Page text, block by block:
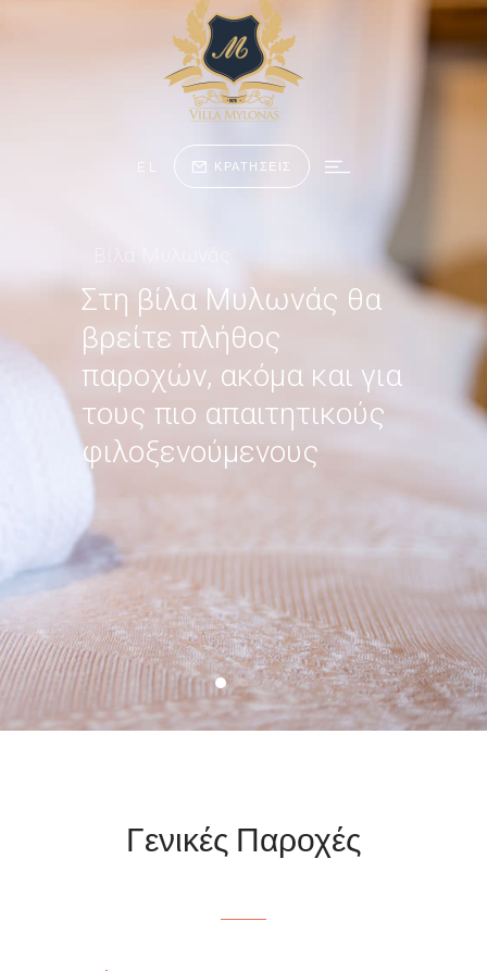
ΚΡΑΤΗΣΕΙΣ
Στη βίλα Μυλωνάς θα
βρείτε πλήθος
παροχών, ακόμα και για
τους πιο απαιτητικούς
φιλοξενούμενους
Γενικές Παροχές